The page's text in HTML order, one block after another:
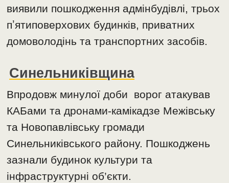
виявили пошкодження адмінбудівлі, трьох
пʼятиповерхових будинків, приватних
домоволодінь та транспортних засобів.
Синельниківщина
Впродовж минулої доби ворог атакував
КАБами та дронами-камікадзе Межівську
та Новопавлівську громади
Синельниківського району. Пошкоджень
зазнали будинок культури та
інфраструктурні об’єкти.